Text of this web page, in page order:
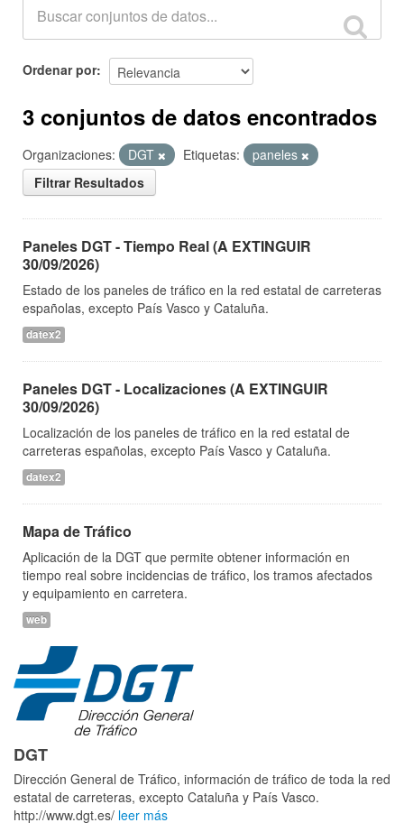
Ordenar por
3 conjuntos de datos encontrados
Organizaciones: DGT Etiquetas:
paneles
Filtrar Resultados
Paneles DGT - Tiempo Real (A EXTINGUIR
30/09/2026)
Estado de los paneles de tráfico en la red estatal de carreteras
españolas, excepto País Vasco y Cataluña.
datex2
Paneles DGT - Localizaciones (A EXTINGUIR
30/09/2026)
Localización de los paneles de tráfico en la red estatal de
carreteras españolas, excepto País Vasco y Cataluña.
datex2
Mapa de Tráfico
Aplicación de la DGT que permite obtener información en
tiempo real sobre incidencias de tráfico, los tramos afectados
y equipamiento en carretera.
web
DGT
Dirección General de Tráfico, información de tráfico de toda la red
estatal de carreteras, excepto Cataluña y País Vasco.
http://www.dgt.es/ leer más